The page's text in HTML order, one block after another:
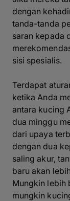
dengan
tanda-tanda
saran kepada
sisi spesialis.
Terdapat
ketika Anda
antara kucing
dua minggu
dari upaya
dengan dua
saling akur,
baru akan
Mungkin lebih
mungkin